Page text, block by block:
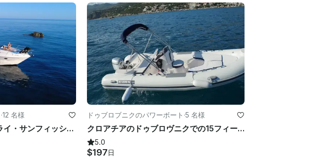
·12 名様
アストンドーラ 46 フライ・サンフィッシュ・ヨッティング
ドゥブロブニクのパワーボート ·5 名様
クロアチアのドゥブロヴニクでの15フィートのマエストラルRIBレンタル
5.0
$197日